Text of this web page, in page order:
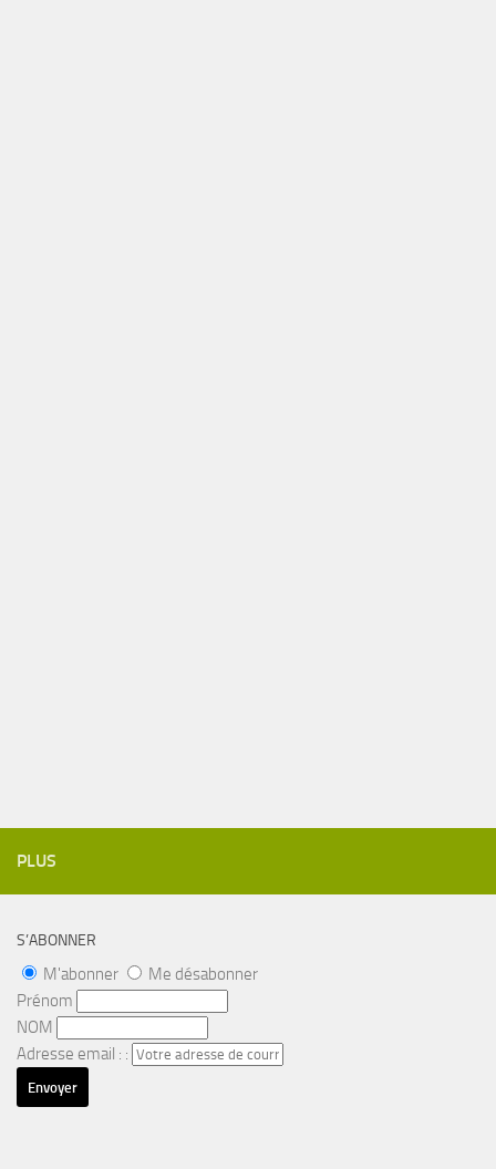
PLUS
S’ABONNER
M'abonner
Me désabonner
Prénom
NOM
Adresse email : :